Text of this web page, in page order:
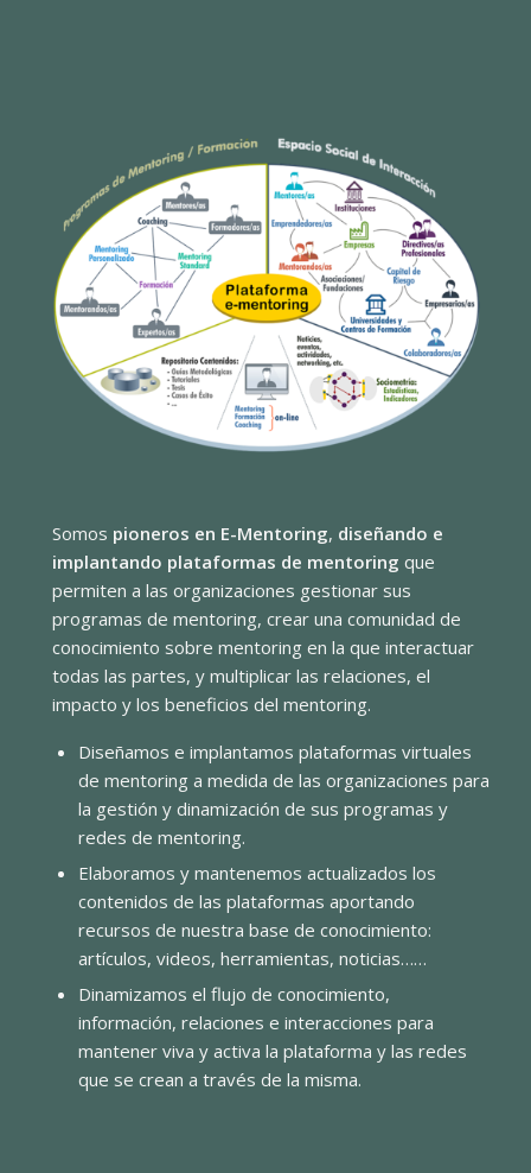
Somos pioneros en E-Mentoring, diseñando e
implantando plataformas de mentoring que
permiten a las organizaciones gestionar sus
programas de mentoring, crear una comunidad de
conocimiento sobre mentoring en la que interactuar
todas las partes, y multiplicar las relaciones, el
impacto y los beneficios del mentoring.
Diseñamos e implantamos plataformas virtuales
de mentoring a medida de las organizaciones para
la gestión y dinamización de sus programas y
redes de mentoring.
Elaboramos y mantenemos actualizados los
contenidos de las plataformas aportando
recursos de nuestra base de conocimiento:
artículos, videos, herramientas, noticias……
Dinamizamos el flujo de conocimiento,
información, relaciones e interacciones para
mantener viva y activa la plataforma y las redes
que se crean a través de la misma.